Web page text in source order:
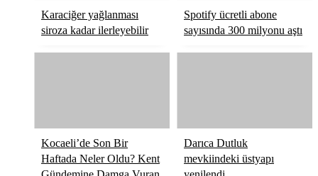
Karaciğer yağlanması
siroza kadar ilerleyebilir
Spotify ücretli abone
sayısında 300 milyonu aştı
Kocaeli’de Son Bir
Haftada Neler Oldu? Kent
Darıca Dutluk
mevkiindeki üstyapı